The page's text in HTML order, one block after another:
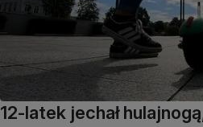
12-latek jechał